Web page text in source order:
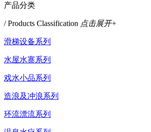
产品分类
/ Products Classification 点击展开+
滑梯设备系列
水屋水寨系列
戏水小品系列
造浪及冲浪系列
环流漂流系列